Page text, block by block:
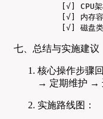
[√] CPU
[√] 内存
[√] 磁盘
七、总结与实施建议
核心操作步骤
→ 定期维护 →
实施路线图：